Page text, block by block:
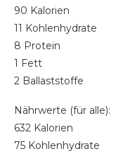
90 Kalorien
11 Kohlenhydrate
8 Protein
1 Fett
2 Ballaststoffe
Nährwerte (für alle):
632 Kalorien
75 Kohlenhydrate